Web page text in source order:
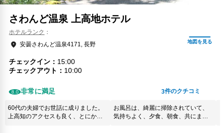
さわんど温泉 上高地ホテル
ホテルランク
安曇さわんど温泉4171, 長野
チェックイン
15:00
チェックアウト
10:00
8.0 非常に満足 3件のクチコミ
60代の夫婦でお世話に成りました。
上高知のアクセスも良く、とにかく
お風呂は、綺麗に掃除されていて、
気持ちよく、夕食、朝食、共にまん